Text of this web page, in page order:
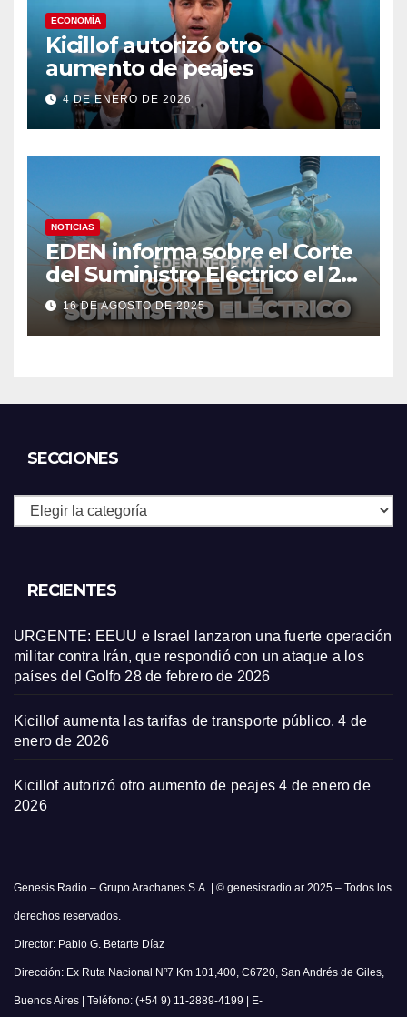
ECONOMÍA
Kicillof autorizó otro
aumento de peajes
4 DE ENERO DE 2026
NOTICIAS
EDEN informa sobre el Corte
del Suministro Eléctrico el 20
de agosto
16 DE AGOSTO DE 2025
SECCIONES
Secciones
RECIENTES
URGENTE: EEUU e Israel lanzaron una fuerte operación
militar contra Irán, que respondió con un ataque a los
países del Golfo 28 de febrero de 2026
Kicillof aumenta las tarifas de transporte público. 4 de
enero de 2026
Kicillof autorizó otro aumento de peajes 4 de enero de
2026
Genesis Radio – Grupo Arachanes S.A. | © genesisradio.ar 2025 – Todos los
derechos reservados.
Director: Pablo G. Betarte Díaz
Dirección: Ex Ruta Nacional Nº7 Km 101,400, C6720, San Andrés de Giles,
Buenos Aires | Teléfono: (+54 9) 11-2889-4199 | E-